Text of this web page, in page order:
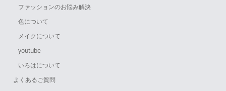
ファッションのお悩み解決
色について
メイクについて
youtube
いろはについて
よくあるご質問